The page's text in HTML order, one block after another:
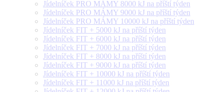
Jídelníček PRO MÁMY 8000 kJ na příští týden
Jídelníček PRO MÁMY 9000 kJ na příští týden
Jídelníček PRO MÁMY 10000 kJ na příští týden
Jídelníček FIT + 5000 kJ na příští týden
Jídelníček FIT + 6000 kJ na příští týden
Jídelníček FIT + 7000 kJ na příští týden
Jídelníček FIT + 8000 kJ na příští týden
Jídelníček FIT + 9000 kJ na příští týden
Jídelníček FIT + 10000 kJ na příští týden
Jídelníček FIT + 11000 kJ na příští týden